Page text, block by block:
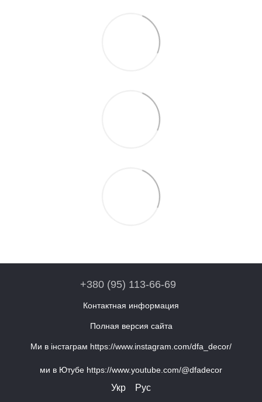
+380 (95) 113-66-69
Контактная информация
Полная версия сайта
Ми в інстаграм https://www.instagram.com/dfa_decor/
ми в Ютубе https://www.youtube.com/@dfadecor
Укр Рус